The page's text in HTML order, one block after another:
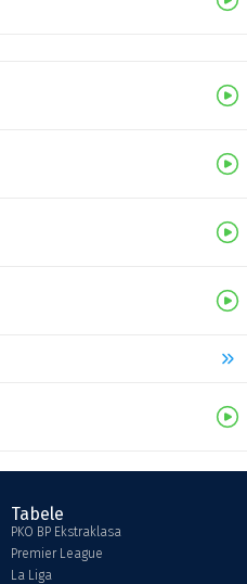
Tabele
PKO BP Ekstraklasa
Premier League
La Liga